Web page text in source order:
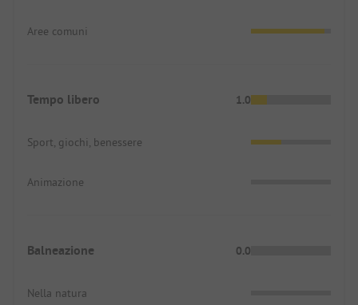
Aree comuni
Tempo libero 1.0
Sport, giochi, benessere
Animazione
Balneazione 0.0
Nella natura